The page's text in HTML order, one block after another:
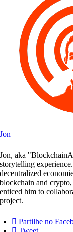
Jon
Jon, aka
storytelling
decentralized
blockchain and
enticed him to
project.
Partilhe no